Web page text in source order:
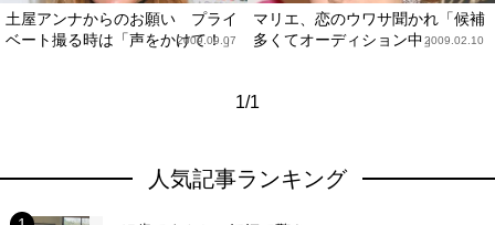
土屋アンナからのお願い プライ
ベート撮る時は「声をかけて！」
2009.09.07
マリエ、恋のウワサ聞かれ「候補
多くてオーディション中」2009.02.10
1/1
人気記事ランキング